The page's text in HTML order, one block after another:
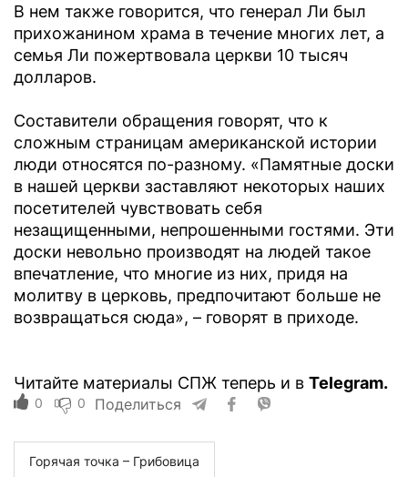
В нем также говорится, что генерал Ли был
прихожанином храма в течение многих лет, а
семья Ли пожертвовала церкви 10 тысяч
долларов.
Составители обращения говорят, что к
сложным страницам американской истории
люди относятся по-разному. «Памятные доски
в нашей церкви заставляют некоторых наших
посетителей чувствовать себя
незащищенными, непрошенными гостями. Эти
доски невольно производят на людей такое
впечатление, что многие из них, придя на
молитву в церковь, предпочитают больше не
возвращаться сюда», – говорят в приходе.
Читайте материалы СПЖ теперь и в Telegram.
0 0 Поделиться
Горячая точка – Грибовица